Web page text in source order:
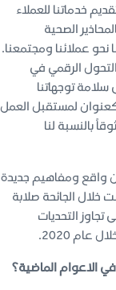
خدماتنا للعملاء
الصحية
نحو عملائنا ومجتمعنا.
التحول الرقمي في
سلامة توجهاتنا
كعنوان لمستقبل العمل
بالنسبة لنا
واقع ومفاهيم جديدة
خلال الجائحة صلابة
التحديات
2020.